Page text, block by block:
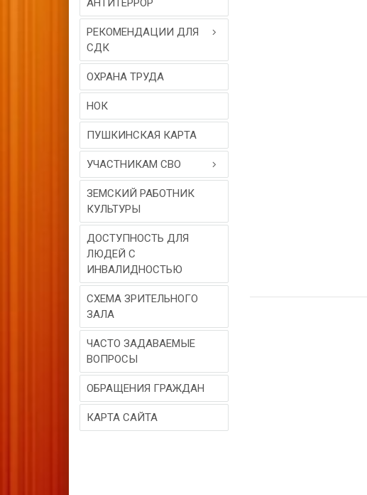
АНТИТЕРРОР
РЕКОМЕНДАЦИИ ДЛЯ
СДК
ОХРАНА ТРУДА
НОК
ПУШКИНСКАЯ КАРТА
УЧАСТНИКАМ СВО
ЗЕМСКИЙ РАБОТНИК
КУЛЬТУРЫ
ДОСТУПНОСТЬ ДЛЯ
ЛЮДЕЙ С
ИНВАЛИДНОСТЬЮ
СХЕМА ЗРИТЕЛЬНОГО
ЗАЛА
ЧАСТО ЗАДАВАЕМЫЕ
ВОПРОСЫ
ОБРАЩЕНИЯ ГРАЖДАН
КАРТА САЙТА